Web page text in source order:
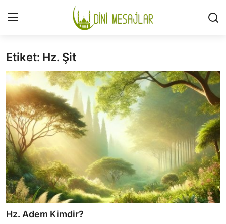
Giriş
İLETİŞİM
GÜNDEM
HAKKIMIZDA
DESTEKLİYORUM
SURELER
NAMAZ
Etiket: Hz. Şit
Hz. Adem Kimdir?